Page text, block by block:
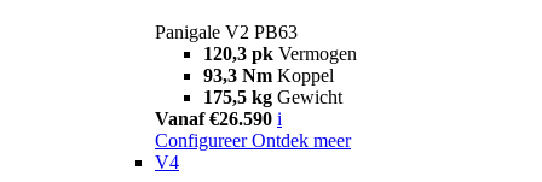
Panigale V2 PB63
120,3 pk Vermogen
93,3 Nm Koppel
175,5 kg Gewicht
Vanaf €26.590 i
Configureer Ontdek meer
V4